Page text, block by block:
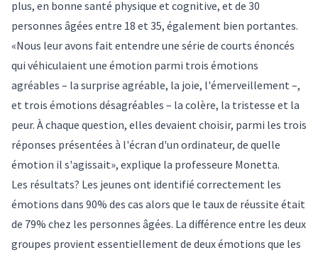
plus, en bonne santé physique et cognitive, et de 30
personnes âgées entre 18 et 35, également bien portantes.
«Nous leur avons fait entendre une série de courts énoncés
qui véhiculaient une émotion parmi trois émotions
agréables – la surprise agréable, la joie, l'émerveillement –,
et trois émotions désagréables – la colère, la tristesse et la
peur. À chaque question, elles devaient choisir, parmi les trois
réponses présentées à l'écran d'un ordinateur, de quelle
émotion il s'agissait», explique la professeure Monetta.
Les résultats? Les jeunes ont identifié correctement les
émotions dans 90% des cas alors que le taux de réussite était
de 79% chez les personnes âgées. La différence entre les deux
groupes provient essentiellement de deux émotions que les